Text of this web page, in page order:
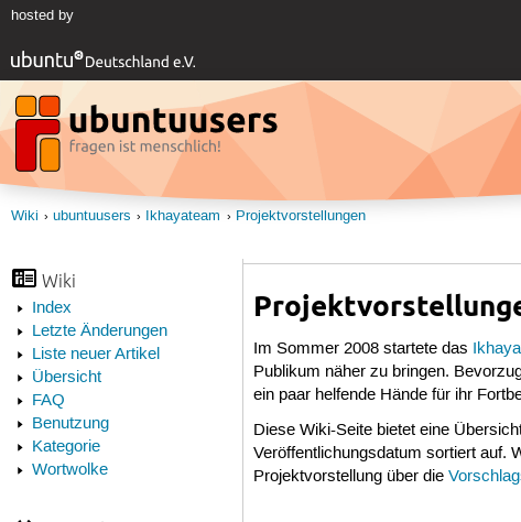
hosted by
Wiki ubuntuusers Ikhayateam Projektvorstellungen
Wiki
Index
Letzte Änderungen
Liste neuer Artikel
Übersicht
FAQ
Benutzung
Kategorie
Wortwolke
Im Sommer 2008 startete das
Publikum näher zu bringen.
ein paar helfende Hände für ihr
Diese Wiki-Seite bietet eine
Veröffentlichungsdatum sortiert auf.
Projektvorstellung über die